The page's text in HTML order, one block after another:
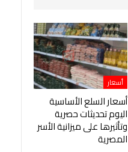
أسعار
أسعار السلع الأساسية
اليوم تحديثات حصرية
وتأثيرها على ميزانية الأسر
المصرية